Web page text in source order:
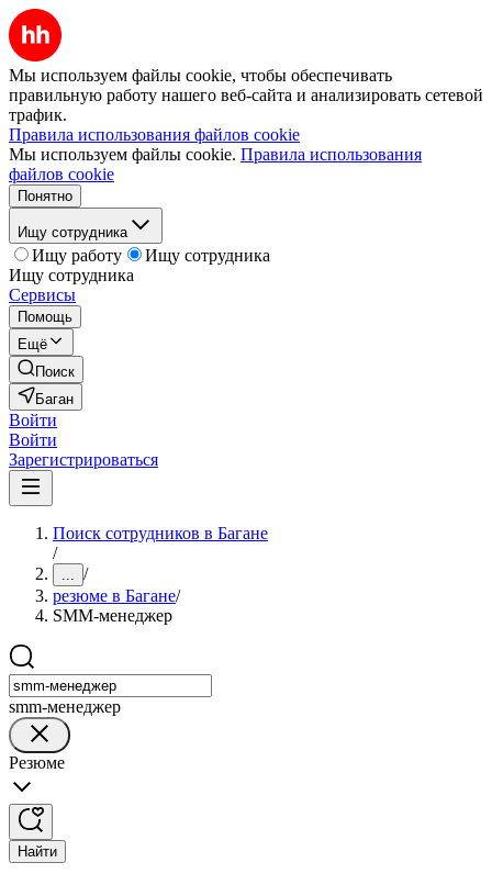
Мы используем файлы cookie, чтобы обеспечивать
правильную работу нашего веб-сайта и анализировать сетевой
трафик.
Правила использования файлов cookie
Мы используем файлы cookie. Правила использования
файлов cookie
Понятно
Ищу сотрудника
Ищу работу
Ищу сотрудника
Ищу сотрудника
Сервисы
Помощь
Ещё
Поиск
Баган
Войти
Войти
Зарегистрироваться
Поиск сотрудников в Багане
/
... /
резюме в Багане/
SMM-менеджер
smm-менеджер
Резюме
Найти